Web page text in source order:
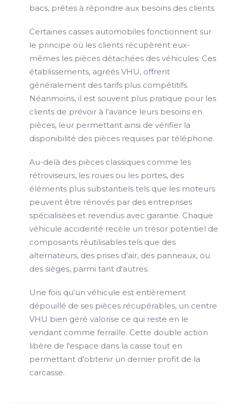
bacs, prêtes à répondre aux besoins des clients.
Certaines casses automobiles fonctionnent sur
le principe où les clients récupèrent eux-
mêmes les pièces détachées des véhicules. Ces
établissements, agréés VHU, offrent
généralement des tarifs plus compétitifs.
Néanmoins, il est souvent plus pratique pour les
clients de prévoir à l'avance leurs besoins en
pièces, leur permettant ainsi de vérifier la
disponibilité des pièces requises par téléphone.
Au-delà des pièces classiques comme les
rétroviseurs, les roues ou les portes, des
éléments plus substantiels tels que les moteurs
peuvent être rénovés par des entreprises
spécialisées et revendus avec garantie. Chaque
véhicule accidenté recèle un trésor potentiel de
composants réutilisables tels que des
alternateurs, des prises d'air, des panneaux, ou
des sièges, parmi tant d'autres.
Une fois qu'un véhicule est entièrement
dépouillé de ses pièces récupérables, un centre
VHU bien géré valorise ce qui reste en le
vendant comme ferraille. Cette double action
libère de l'espace dans la casse tout en
permettant d'obtenir un dernier profit de la
carcasse.